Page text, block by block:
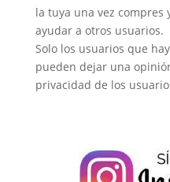
la tuya una vez compres
ayudar a otros usuarios.
Solo los usuarios que
pueden dejar una
privacidad de los